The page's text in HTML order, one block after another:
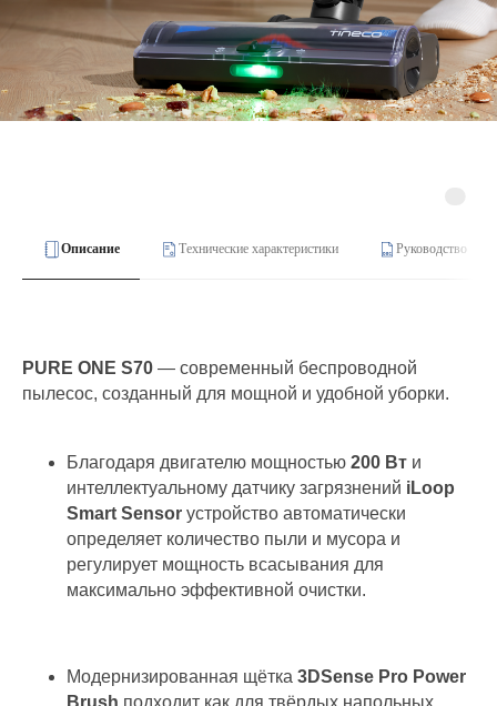
Описание Технические характеристики Руководство
PURE ONE S70 — современный беспроводной
пылесос, созданный для мощной и удобной уборки.
Благодаря двигателю мощностью 200 Вт и
интеллектуальному датчику загрязнений iLoop
Smart Sensor устройство автоматически
определяет количество пыли и мусора и
регулирует мощность всасывания для
максимально эффективной очистки.
Модернизированная щётка 3DSense Pro Power
Brush подходит как для твёрдых напольных